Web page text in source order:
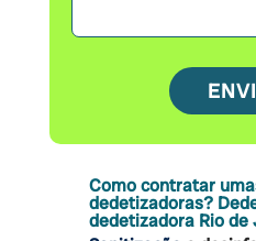
Como contratar
dedetizadoras?
dedetizadora Rio de